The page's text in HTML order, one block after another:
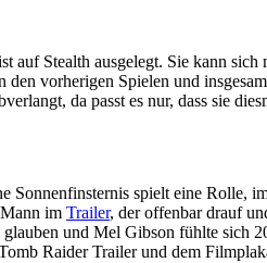
Stealth ausgelegt. Sie kann
vorherigen Spielen und
da passt es nur, dass sie
spielt eine Rolle,
im Trailer, der offenbar drauf
und Mel Gibson fühlte sich
Raider Trailer und dem